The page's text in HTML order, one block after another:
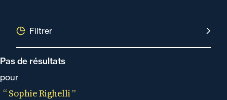
Filtrer
Pas de résultats
pour
“ Sophie Righelli ”